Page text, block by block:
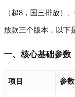
（超8，国三排放）
放款三个版本，以下
一、核心基础参数
项目 参数